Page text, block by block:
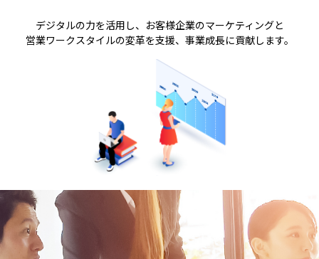
デジタルの力を活用し、お客様企業のマーケティングと
営業ワークスタイルの変革を支援、事業成長に貢献します。